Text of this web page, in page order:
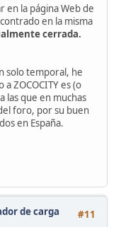
en la página Web de
en la misma
cerrada.
solo temporal, he
ZOCOCITY es (o
las que en muchas
foro, por su buen
en España.
#11
de carga